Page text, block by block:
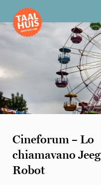
Cineforum – Lo
chiamavano Jeeg
Robot